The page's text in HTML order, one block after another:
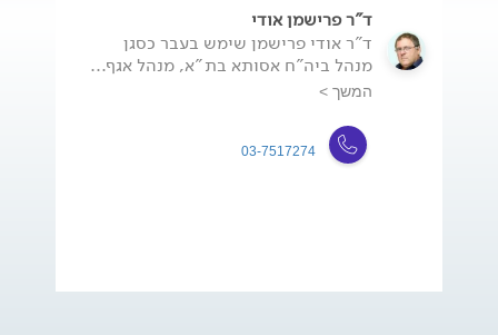
ד"ר פרישמן אודי
ד"ר אודי פרישמן שימש בעבר כסגן
מנהל ביה"ח אסותא בת"א, מנהל אגף...
המשך >
03-7517274